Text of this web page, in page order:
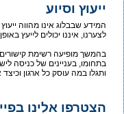
ייעוץ וסיוע
המידע שבבלוג אינו מהווה
לצערנו, איננו יכולים לייעץ
בהמשך מופיעה רשימת
בתחומו, בעניינים של כניסה
ותגלו במה עוסק כל ארגון
הצטרפו אלינו